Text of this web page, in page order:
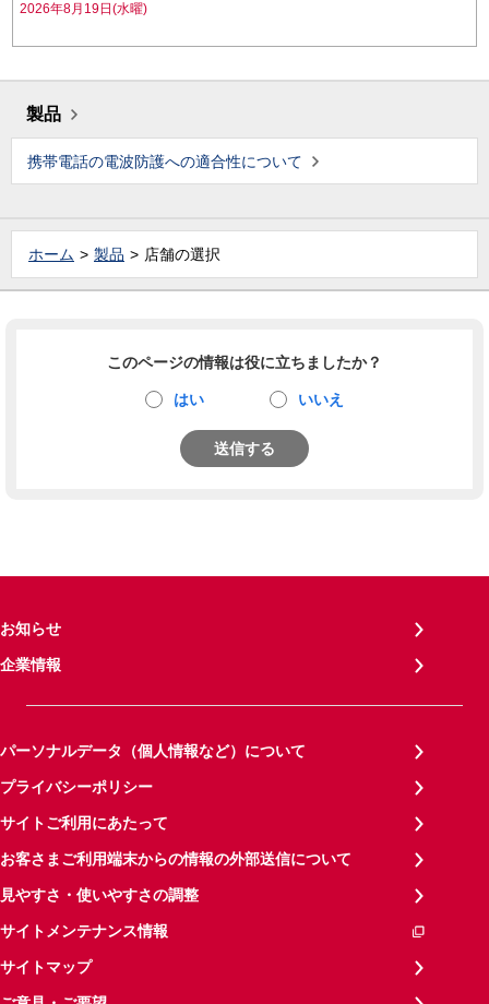
2026年8月19日(水曜)
製品
携帯電話の電波防護への適合性について
ホーム 製品 店舗の選択
このページの情報は役に立ちましたか？
はい いいえ
送信する
お知らせ
企業情報
パーソナルデータ（個人情報など）について
プライバシーポリシー
サイトご利用にあたって
お客さまご利用端末からの情報の外部送信について
見やすさ・使いやすさの調整
サイトメンテナンス情報
サイトマップ